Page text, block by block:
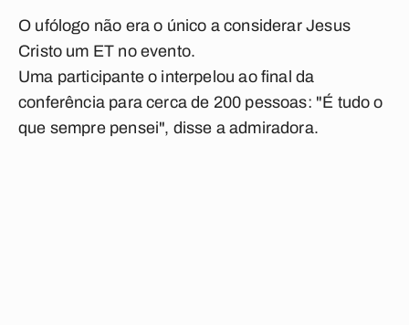
O ufólogo não era o único a considerar Jesus
Cristo um ET no evento.
Uma participante o interpelou ao final da
conferência para cerca de 200 pessoas: "É tudo o
que sempre pensei", disse a admiradora.